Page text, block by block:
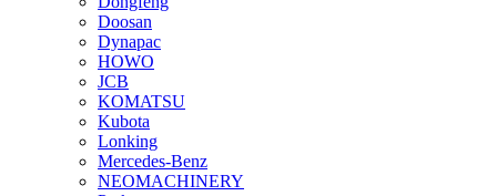
Doosan
Dynapac
HOWO
JCB
KOMATSU
Kubota
Lonking
Mercedes-Benz
NEOMACHINERY